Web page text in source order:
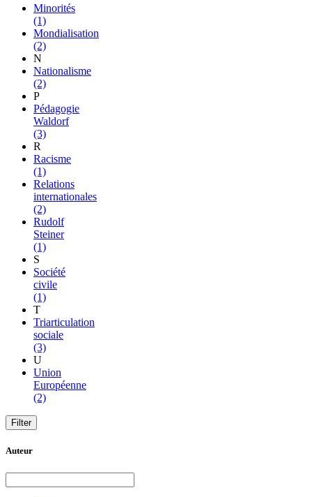
Minorités
(1)
Mondialisation
(2)
N
Nationalisme
(2)
P
Pédagogie
Waldorf
(3)
R
Racisme
(1)
Relations
internationales
(2)
Rudolf
Steiner
(1)
S
Société
civile
(1)
T
Triarticulation
sociale
(3)
U
Union
Européenne
(2)
Auteur